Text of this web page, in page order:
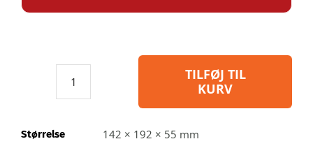
Blibox070
TILFØJ TIL
KURV
Størrelse 142 × 192 × 55 mm